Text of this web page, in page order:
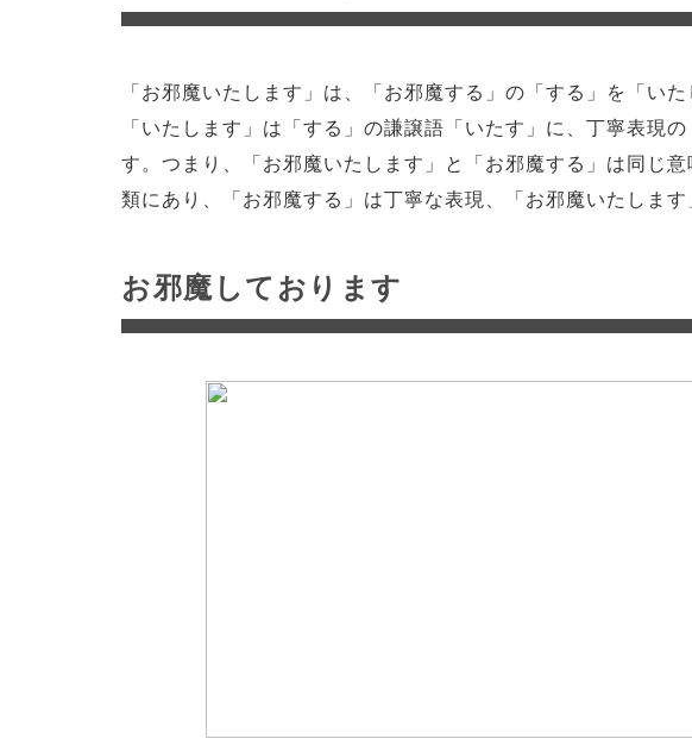
「お邪魔いたします」は、「お邪魔する」の「する」を「い
「いたします」は「する」の謙譲語「いたす」に、丁寧表現
す。つまり、「お邪魔いたします」と「お邪魔する」は同じ
類にあり、「お邪魔する」は丁寧な表現、「お邪魔いたします
お邪魔しております